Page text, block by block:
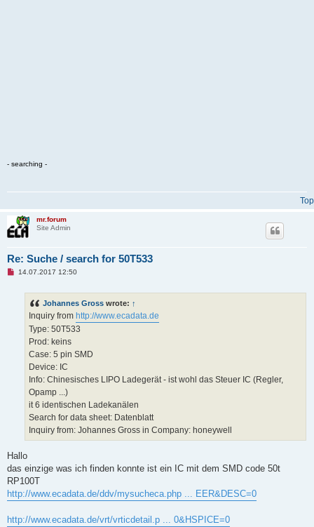
- searching -
Top
mr.forum
Site Admin
Re: Suche / search for 50T533
U14.07.2017 12:50
Johannes Gross wrote: ↑
Inquiry from http://www.ecadata.de
Type: 50T533
Prod: keins
Case: 5 pin SMD
Device: IC
Info: Chinesisches LIPO Ladegerät - ist wohl das Steuer IC (Regler,
Opamp ...)
it 6 identischen Ladekanälen
Search for data sheet: Datenblatt
Inquiry from: Johannes Gross in Company: honeywell
Hallo
das einzige was ich finden konnte ist ein IC mit dem SMD code 50t
RP100T
http://www.ecadata.de/ddv/mysucheca.php ... EER&DESC=0
http://www.ecadata.de/vrt/vrticdetail.p ... 0&HSPICE=0